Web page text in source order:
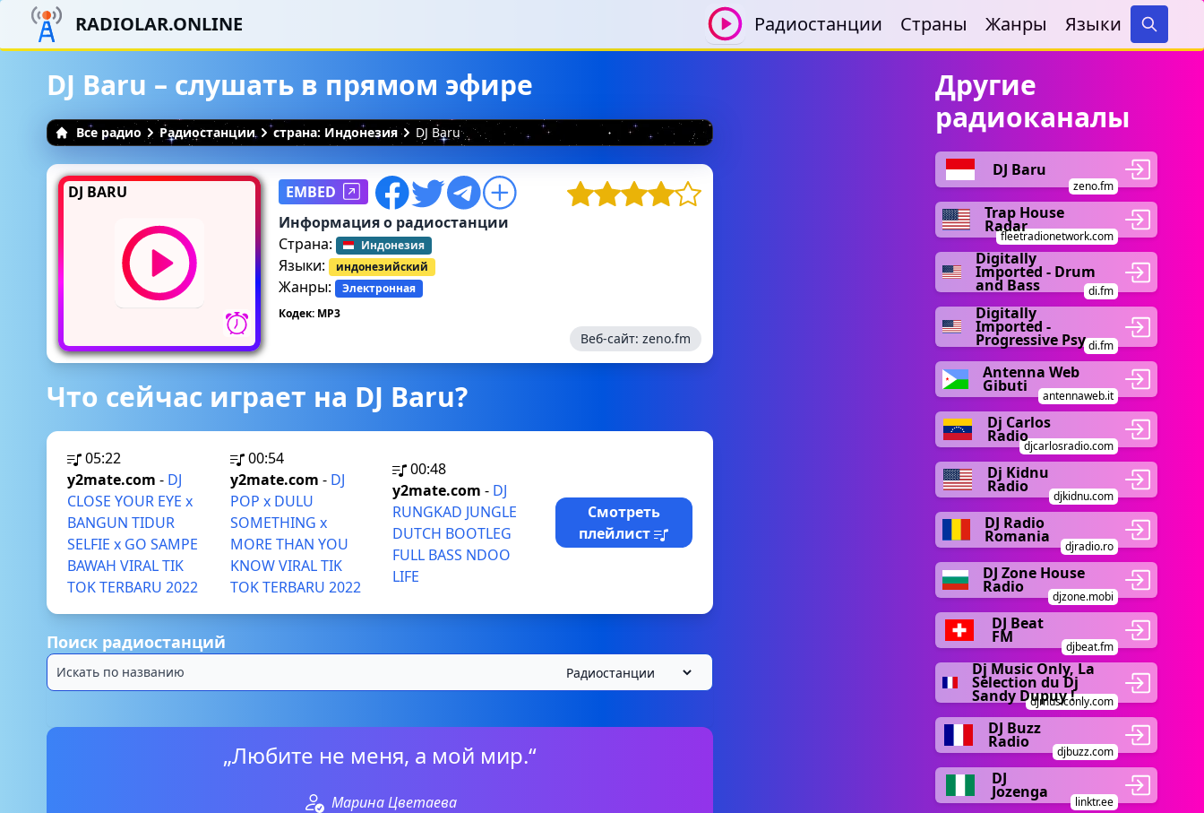
RADIOLAR.ONLINE Радиостанции Страны Жанры Языки
Search
DJ Baru – слушать в прямом эфире
Все радио Радиостанции страна: Индонезия DJ Baru
DJ BARU
EMBED
Информация о радиостанции
Страна:
Индонезия
Языки: индонезийский
Жанры:
Электронная
Кодек: MP3
Веб-сайт: zeno.fm
Что сейчас играет на DJ Baru?
05:22
y2mate.com - DJ
CLOSE YOUR EYE x
BANGUN TIDUR
SELFIE x GO SAMPE
BAWAH VIRAL TIK
TOK TERBARU 2022
00:54
y2mate.com - DJ
POP x DULU
SOMETHING x
MORE THAN YOU
KNOW VIRAL TIK
TOK TERBARU 2022
00:48
y2mate.com - DJ
RUNGKAD JUNGLE
DUTCH BOOTLEG
FULL BASS NDOO
LIFE
Смотреть
плейлист
Поиск радиостанций
„Любите не меня, а мой мир.“
Марина Цветаева
Другие
радиоканалы
DJ Baru
zeno.fm
Trap House
Radar
fleetradionetwork.com
Digitally
Imported - Drum
and Bass di.fm
Digitally
Imported -
Progressive Psydi.fm
Antenna Web
Gibuti
antennaweb.it
Dj Carlos
Radio
djcarlosradio.com
Dj Kidnu
Radio
djkidnu.com
DJ Radio
Romania
djradio.ro
DJ Zone House
Radio
djzone.mobi
DJ Beat
FM
djbeat.fm
Dj Music Only, La
Sélection du Dj
Sandy Dupuy !
djmusiconly.com
DJ Buzz
Radio
djbuzz.com
DJ
Jozenga
linktr.ee